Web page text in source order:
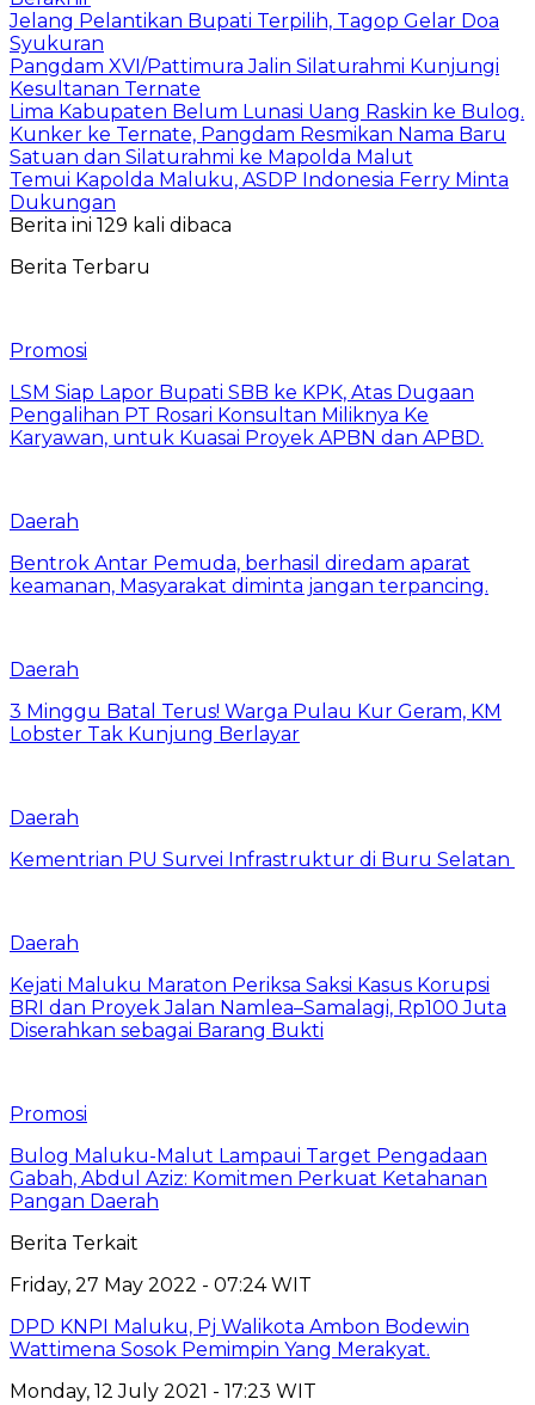
Jelang Pelantikan Bupati Terpilih, Tagop Gelar Doa
Syukuran
Pangdam XVI/Pattimura Jalin Silaturahmi Kunjungi
Kesultanan Ternate
Lima Kabupaten Belum Lunasi Uang Raskin ke Bulog.
Kunker ke Ternate, Pangdam Resmikan Nama Baru
Satuan dan Silaturahmi ke Mapolda Malut
Temui Kapolda Maluku, ASDP Indonesia Ferry Minta
Dukungan
Berita ini 129 kali dibaca
Berita Terbaru
Promosi
LSM Siap Lapor Bupati SBB ke KPK, Atas Dugaan
Pengalihan PT Rosari Konsultan Miliknya Ke
Karyawan, untuk Kuasai Proyek APBN dan APBD.
Daerah
Bentrok Antar Pemuda, berhasil diredam aparat
keamanan, Masyarakat diminta jangan terpancing.
Daerah
3 Minggu Batal Terus! Warga Pulau Kur Geram, KM
Lobster Tak Kunjung Berlayar
Daerah
Kementrian PU Survei Infrastruktur di Buru Selatan
Daerah
Kejati Maluku Maraton Periksa Saksi Kasus Korupsi
BRI dan Proyek Jalan Namlea–Samalagi, Rp100 Juta
Diserahkan sebagai Barang Bukti
Promosi
Bulog Maluku-Malut Lampaui Target Pengadaan
Gabah, Abdul Aziz: Komitmen Perkuat Ketahanan
Pangan Daerah
Berita Terkait
Friday, 27 May 2022 - 07:24 WIT
DPD KNPI Maluku, Pj Walikota Ambon Bodewin
Wattimena Sosok Pemimpin Yang Merakyat.
Monday, 12 July 2021 - 17:23 WIT